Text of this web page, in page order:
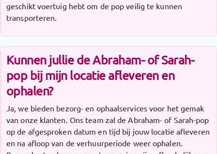
geschikt voertuig hebt om de pop veilig te kunnen
transporteren.
Kunnen jullie de Abraham- of Sarah-
pop bij mijn locatie afleveren en
ophalen?
Ja, we bieden bezorg- en ophaalservices voor het gemak
van onze klanten. Ons team zal de Abraham- of Sarah-pop
op de afgesproken datum en tijd bij jouw locatie afleveren
en na afloop van de verhuurperiode weer ophalen.